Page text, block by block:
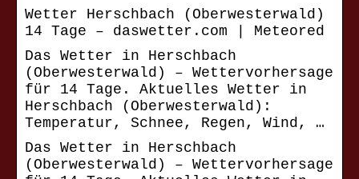
Wetter Herschbach (Oberwesterwald)
14 Tage – daswetter.com | Meteored
Das Wetter in Herschbach
(Oberwesterwald) – Wettervorhersage
für 14 Tage. Aktuelles Wetter in
Herschbach (Oberwesterwald):
Temperatur, Schnee, Regen, Wind, …
Das Wetter in Herschbach
(Oberwesterwald) – Wettervorhersage